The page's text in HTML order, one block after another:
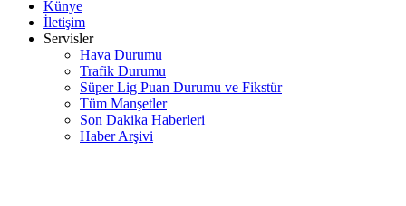
Künye
İletişim
Servisler
Hava Durumu
Trafik Durumu
Süper Lig Puan Durumu ve Fikstür
Tüm Manşetler
Son Dakika Haberleri
Haber Arşivi